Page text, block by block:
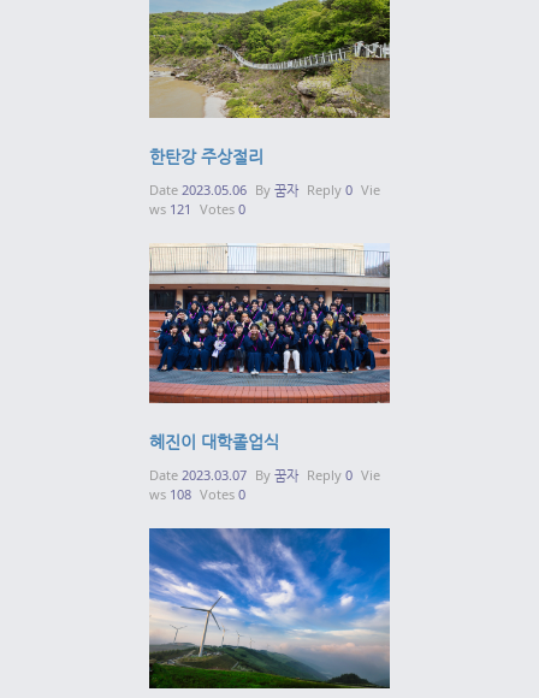
한탄강 주상절리
Date 2023.05.06 By 꿈자 Reply 0 Vie
ws 121 Votes 0
혜진이 대학졸업식
Date 2023.03.07 By 꿈자 Reply 0 Vie
ws 108 Votes 0